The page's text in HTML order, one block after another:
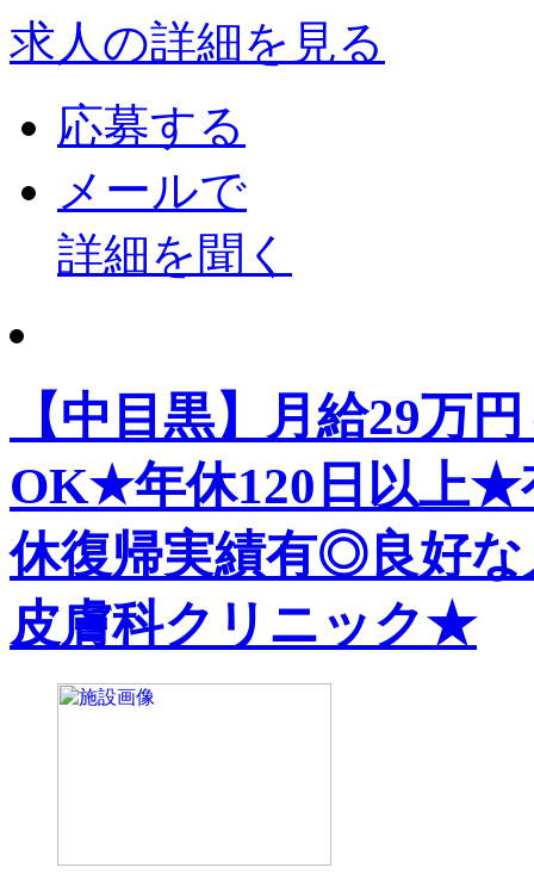
求人の詳細を見る
応募する
メールで
詳細を聞く
【中目黒】月給29万
OK★年休120日以上★
休復帰実績有◎良好な
皮膚科クリニック★